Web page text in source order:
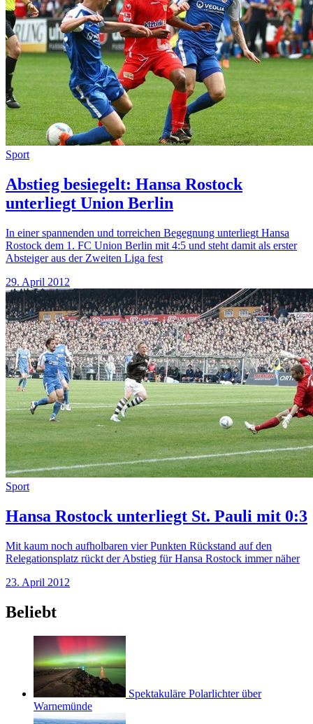
Sport
Abstieg besiegelt: Hansa Rostock
unterliegt Union Berlin
In einer spannenden und torreichen Begegnung unterliegt Hansa
Rostock dem 1. FC Union Berlin mit 4:5 und steht damit als erster
Absteiger aus der Zweiten Liga fest
29. April 2012
Sport
Hansa Rostock unterliegt St. Pauli mit 0:3
Mit kaum noch aufholbaren vier Punkten Rückstand auf den
Relegationsplatz rückt der Abstieg für Hansa Rostock immer näher
23. April 2012
Beliebt
Spektakuläre Polarlichter über
Warnemünde